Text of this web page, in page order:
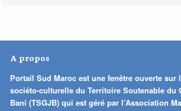
A propos
Portail Sud Maroc est une fenêtre ouverte sur
sociéto-culturelle du Territoire Soutenable du
Bani (TSGJB) qui est géré par l’Association